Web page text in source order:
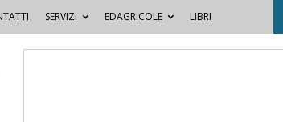
SERVIZI EDAGRICOLE LIBRI